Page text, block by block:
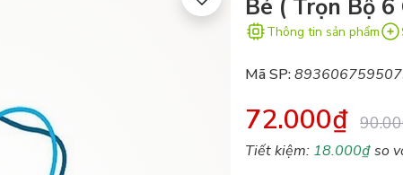
Bé ( Trọn Bộ 6
Thông tin sản phẩm
Mã SP:
72.000₫
Tiết kiệm: 18.000₫so